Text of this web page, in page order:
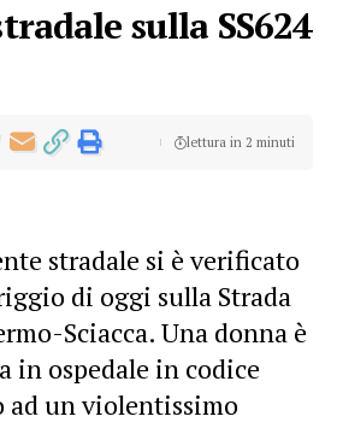
sulla SS624
lettura in 2 minuti
stradale si è verificato
di oggi sulla Strada
Sciacca. Una donna è
in ospedale in codice
ad un violentissimo